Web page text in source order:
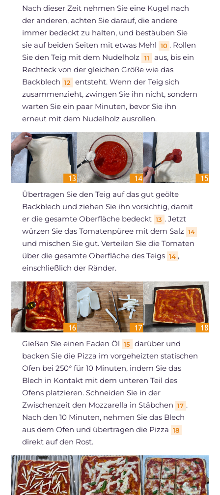
Nach dieser Zeit nehmen Sie eine Kugel nach
der anderen, achten Sie darauf, die andere
immer bedeckt zu halten, und bestäuben Sie
sie auf beiden Seiten mit etwas Mehl 10 . Rollen
Sie den Teig mit dem Nudelholz
11
aus, bis ein
Rechteck von der gleichen Größe wie das
Backblech 12
entsteht. Wenn der Teig sich
zusammenzieht, zwingen Sie ihn nicht, sondern
warten Sie ein paar Minuten, bevor Sie ihn
erneut mit dem Nudelholz ausrollen.
Übertragen Sie den Teig auf das gut geölte
Backblech und ziehen Sie ihn vorsichtig, damit
er die gesamte Oberfläche bedeckt 13 . Jetzt
würzen Sie das Tomatenpüree mit dem Salz 14
und mischen Sie gut. Verteilen Sie die Tomaten
über die gesamte Oberfläche des Teigs 14 ,
einschließlich der Ränder.
Gießen Sie einen Faden Öl 15 darüber und
backen Sie die Pizza im vorgeheizten statischen
Ofen bei 250° für 10 Minuten, indem Sie das
Blech in Kontakt mit dem unteren Teil des
Ofens platzieren. Schneiden Sie in der
Zwischenzeit den Mozzarella in Stäbchen 17 .
Nach den 10 Minuten, nehmen Sie das Blech
aus dem Ofen und übertragen die Pizza 18
direkt auf den Rost.